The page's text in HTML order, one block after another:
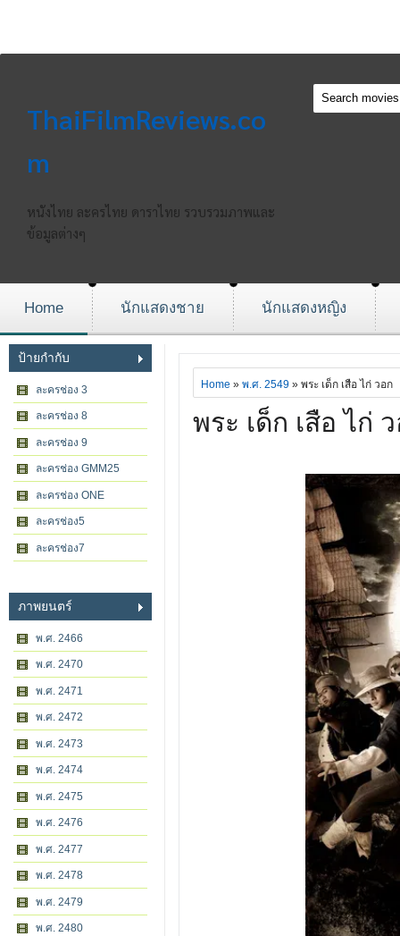
ThaiFilmReviews.co
m
หนังไทย ละครไทย ดาราไทย รวบรวมภาพและ
ข้อมูลต่างๆ
Home นักแสดงชาย นักแสดงหญิง
ป้ายกำกับ
ละครช่อง 3
ละครช่อง 8
ละครช่อง 9
ละครช่อง GMM25
ละครช่อง ONE
ละครช่อง5
ละครช่อง7
ภาพยนตร์
พ.ศ. 2466
พ.ศ. 2470
พ.ศ. 2471
พ.ศ. 2472
พ.ศ. 2473
พ.ศ. 2474
พ.ศ. 2475
พ.ศ. 2476
พ.ศ. 2477
พ.ศ. 2478
พ.ศ. 2479
พ.ศ. 2480
Home » พ.ศ. 2549 » พระ เด็ก เสือ ไก่ วอก
พระ เด็ก เสือ ไก่